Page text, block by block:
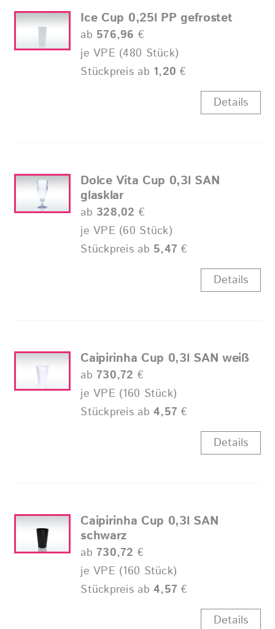
Ice Cup 0,25l PP gefrostet
ab 576,96 €
je VPE (480 Stück)
Stückpreis ab 1,20 €
Details
Dolce Vita Cup 0,3l SAN
glasklar
ab 328,02 €
je VPE (60 Stück)
Stückpreis ab 5,47 €
Details
Caipirinha Cup 0,3l SAN weiß
ab730,72 €
je VPE (160 Stück)
Stückpreis ab4,57 €
Details
Caipirinha Cup 0,3l SAN
schwarz
ab730,72 €
je VPE (160 Stück)
Stückpreis ab4,57 €
Details